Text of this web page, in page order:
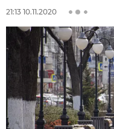
21:13 10.11.2020